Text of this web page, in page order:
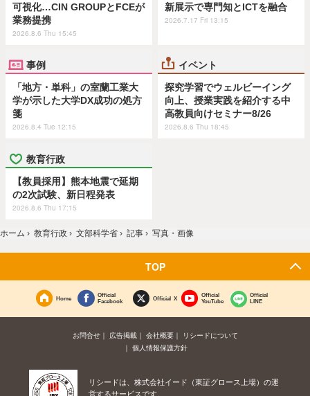
可視化…CIN GROUPとFCEが
業務提携
2026.8.6 Thu 15:45
新展示で専門知とICTを融合
2026.7.17 Fri 13:15
事例
「地方・単科」の室蘭工業大
学が示した大学DX成功の処方
箋
2026.8.4 Tue 12:15
イベント
探究学習でウェルビーイング
向上、授業実践を紹介する中
高教員向けセミナー8/26
2026.8.6 Thu 18:45
教育行政
【教員採用】熊本地震で延期
の2次試験、新日程発表
2026.8.6 Thu 17:15
ホーム › 教育行政 › 文部科学省 › 記事 › 写真・画像
TOP
Home
Official
Facebook
Official X
Official
YouTube
Official
LINE
お問合せ 広告掲載 会社概要
リシードについて
個人情報保護方針
リシードは、株式会社イード（東証グロース上場）の運
営するサービスです。